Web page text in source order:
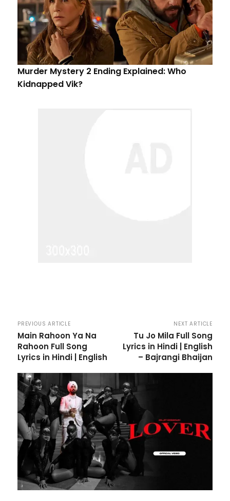
Murder Mystery 2 Ending Explained: Who
Kidnapped Vik?
PREVIOUS ARTICLE
Main Rahoon Ya Na
Rahoon Full Song
Lyrics in Hindi | English
NEXT ARTICLE
Tu Jo Mila Full Song
Lyrics in Hindi | English
– Bajrangi Bhaijan